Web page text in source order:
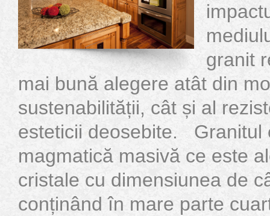
granit
mai bună alegere atât din
sustenabilității, cât și al
esteticii deosebite. Granitul
magmatică masivă ce este
cristale cu dimensiunea de
conținând în mare parte